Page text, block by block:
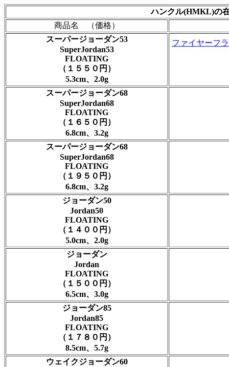
ハンクル(HMKL)の
商品名 （価格）
スーパージョーダン53
SuperJordan53
FLOATING
（１５５０円）
5.3cm、2.0g
ファイヤーフ
スーパージョーダン68
SuperJordan68
FLOATING
（１６５０円）
6.8cm、3.2g
スーパージョーダン68
SuperJordan68
FLOATING
（１９５０円）
6.8cm、3.2g
ジョーダン50
Jordan50
FLOATING
（１４００円）
5.0cm、2.0g
ジョーダン
Jordan
FLOATING
（１５００円）
6.5cm、3.0g
ジョーダン85
Jordan85
FLOATING
（１７８０円）
8.5cm、5.7g
ウェイクジョーダン60